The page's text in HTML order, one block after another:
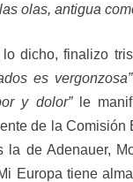
olas, antigua
lo dicho, finalizo
es vergonzosa”
y dolor”le
de la Comisión
la de Adenauer,
Europa tiene